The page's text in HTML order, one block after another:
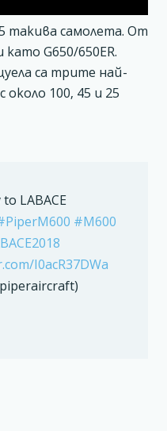
такива самолета. От
като G650/650ER.
са трите най-
около 100, 45 и 25
LABACE
#M600
I0acR37DWa